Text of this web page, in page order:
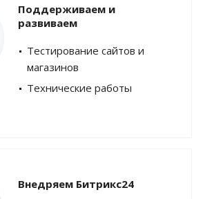
Поддерживаем и
развиваем
Тестирование сайтов и
магазинов
Технические работы
Внедряем Битрикс24